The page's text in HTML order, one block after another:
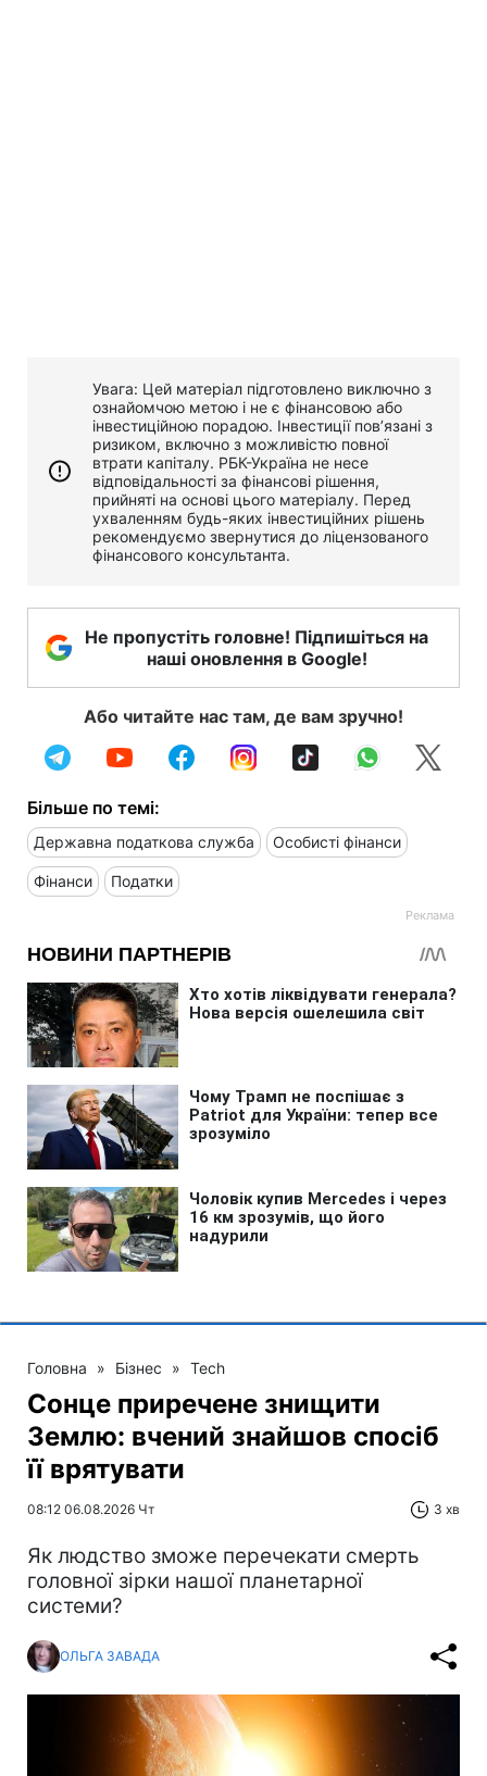
Увага: Цей матеріал підготовлено виключно з
ознайомчою метою і не є фінансовою або
інвестиційною порадою. Інвестиції пов’язані з
ризиком, включно з можливістю повної
втрати капіталу. РБК-Україна не несе
відповідальності за фінансові рішення,
прийняті на основі цього матеріалу. Перед
ухваленням будь-яких інвестиційних рішень
рекомендуємо звернутися до ліцензованого
фінансового консультанта.
Не пропустіть головне! Підпишіться на
наші оновлення в Google!
Або читайте нас там, де вам зручно!
Більше по темі:
Державна податкова служба Особисті фінанси
Фінанси Податки
Головна » Бізнес » Tech
Сонце приречене знищити
Землю: вчений знайшов спосіб
її врятувати
08:12 06.08.2026 Чт 3 хв
Як людство зможе перечекати смерть
головної зірки нашої планетарної
системи?
ОЛЬГА ЗАВАДА